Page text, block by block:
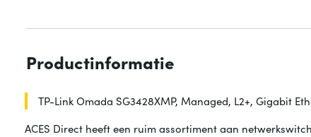
Productinformatie
TP-Link Omada SG3428XMP, Managed, L2+, Gigabit
ACES Direct heeft een ruim assortiment aan